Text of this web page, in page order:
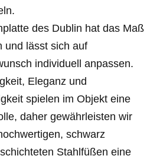
des Dublin hat das Maß
und lässt sich auf
individuell anpassen.
Eleganz und
spielen im Objekt eine
daher gewährleisten wir
schwarz
Stahlfüßen eine